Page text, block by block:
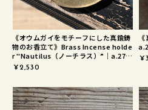
《オウムガイをモチーフにした真鍮鋳
物のお香立て》Brass Incense holde
r "Nautilus（ノーチラス）”｜a.278
オリジナル
¥2,530